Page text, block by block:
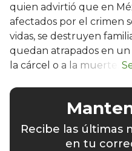
quien advirtió que en
afectados por el crimen
vidas, se destruyen
quedan atrapados en
la cárcel o a la muerte.
Recibe las últimas
en tu